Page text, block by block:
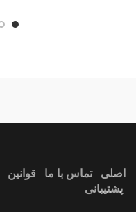
اصلی
تماس با ما قوانین
پشتیبانی